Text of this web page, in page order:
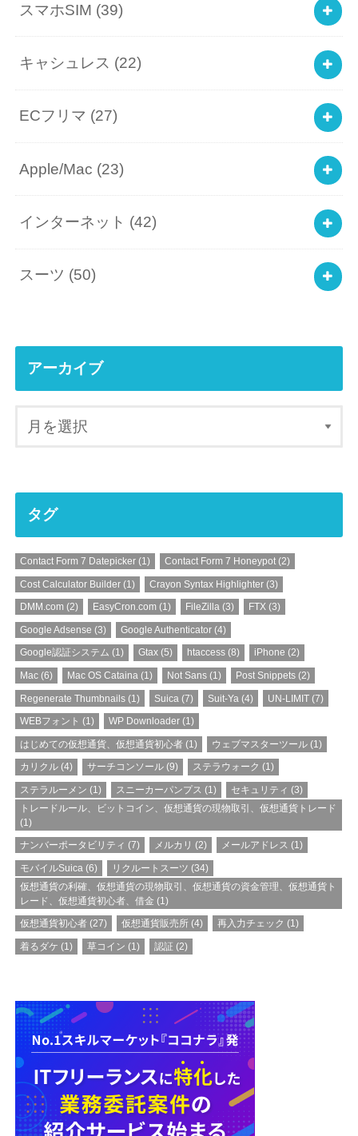
スマホSIM (39)
キャシュレス (22)
ECフリマ (27)
Apple/Mac (23)
インターネット (42)
スーツ (50)
アーカイブ
タグ
Contact Form 7 Datepicker(1) Contact Form 7 Honeypot(2)
Cost Calculator Builder(1) Crayon Syntax Highlighter(3)
DMM.com (2) EasyCron.com (1) FileZilla (3) FTX (3)
Google Adsense (3) Google Authenticator(4)
Google認証システム (1) Gtax(5) htaccess (8) iPhone (2)
Mac(6) Mac OS Cataina(1) Not Sans (1) Post Snippets (2)
Regenerate Thumbnails(1) Suica (7) Suit-Ya (4) UN-LIMIT (7)
WEBフォント (1) WP Downloader(1)
はじめての仮想通貨、仮想通貨初心者(1) ウェブマスターツール(1)
カリクル(4) サーチコンソール(9) ステラウォーク (1)
ステラルーメン (1) スニーカーパンプス (1) セキュリティ (3)
トレードルール、ビットコイン、仮想通貨の現物取引、仮想通貨トレード
(1)
ナンバーポータビリティ (7) メルカリ (2) メールアドレス (1)
モバイルSuica(6) リクルートスーツ (34)
仮想通貨の利確、仮想通貨の現物取引、仮想通貨の資金管理、仮想通貨ト
レード、仮想通貨初心者、借金 (1)
仮想通貨初心者(27) 仮想通貨販売所(4) 再入力チェック (1)
着るダケ (1) 草コイン (1) 認証 (2)